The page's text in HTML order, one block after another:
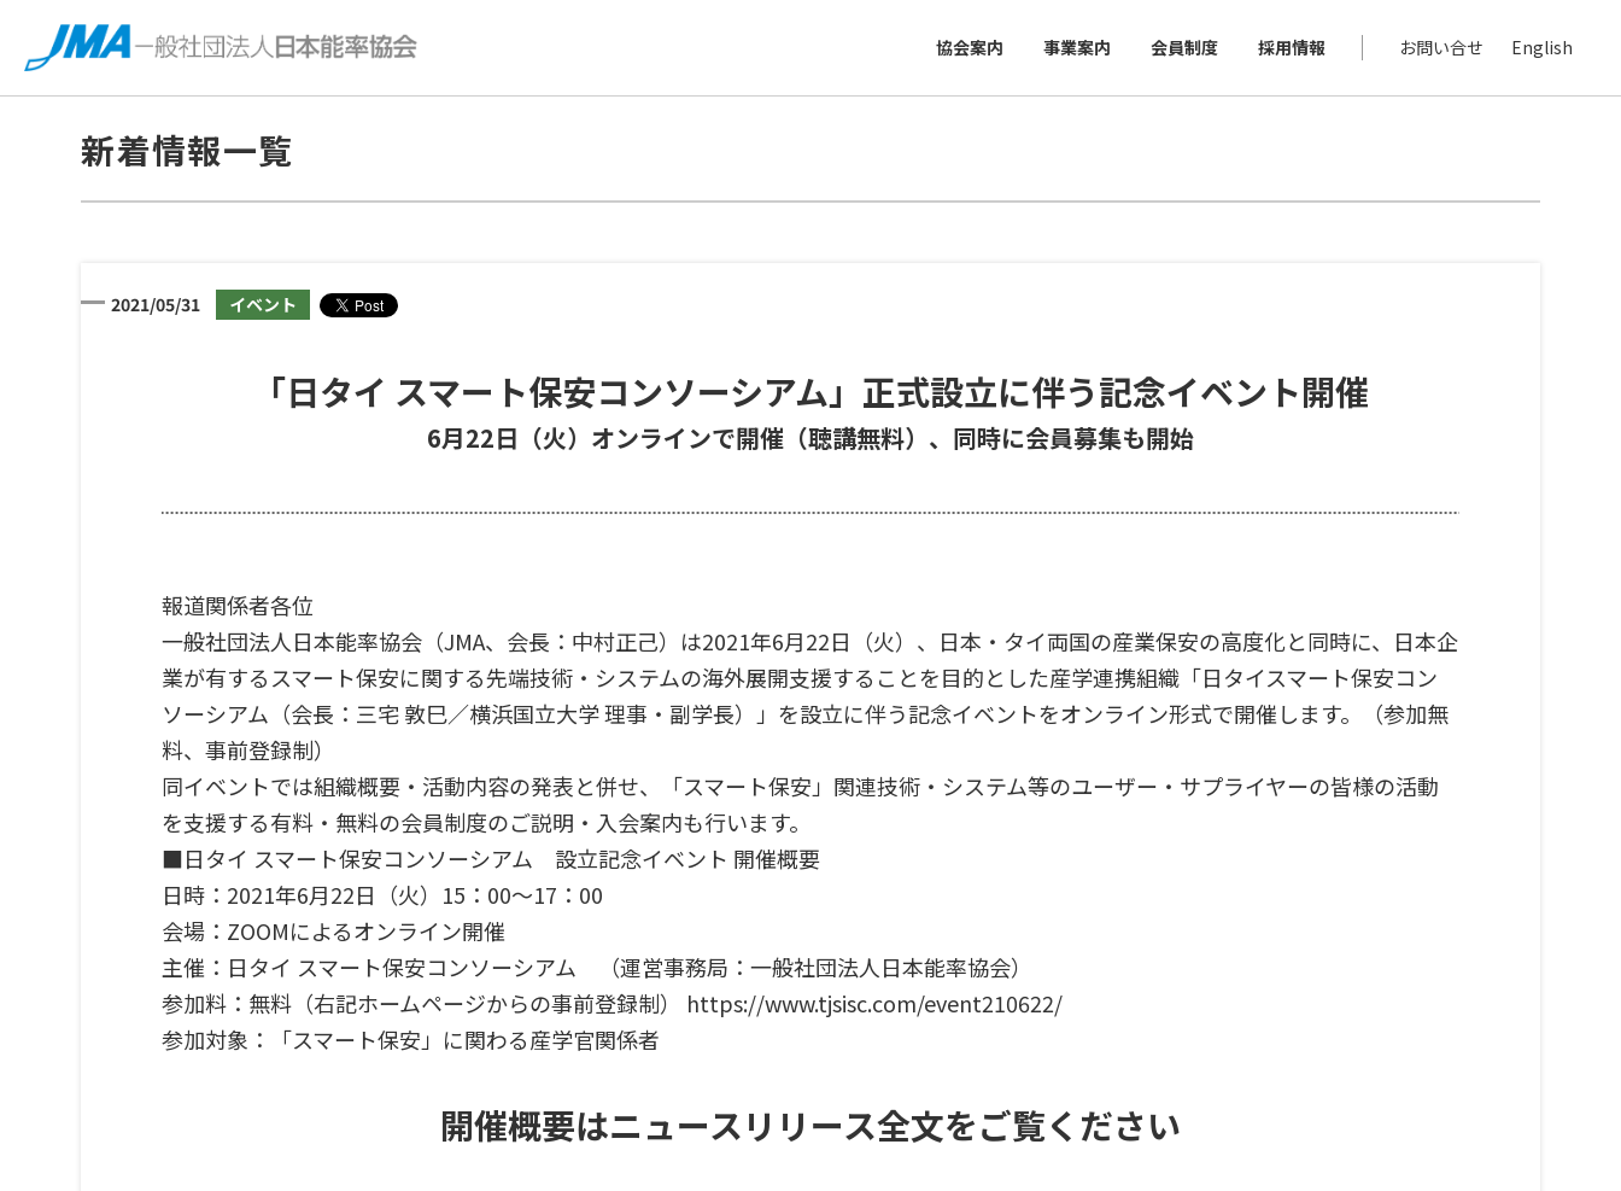
協会案内 事業案内 会員制度 採用情報 お問い合せ English
新着情報一覧
「日タイ スマート保安コンソーシアム」正式設立に伴う記念イベント開催
6月22日（火）オンラインで開催（聴講無料）、同時に会員募集も開始
2021/05/31 イベント
報道関係者各位
一般社団法人日本能率協会（JMA、会長：中村正己）は2021年6月22日（火）、日本・タイ両国の産業保安の高度化と同時に、日本企
業が有するスマート保安に関する先端技術・システムの海外展開支援することを目的とした産学連携組織「日タイスマート保安コン
ソーシアム（会長：三宅 敦巳／横浜国立大学 理事・副学長）」を設立に伴う記念イベントをオンライン形式で開催します。（参加無
料、事前登録制）
同イベントでは組織概要・活動内容の発表と併せ、「スマート保安」関連技術・システム等のユーザー・サプライヤーの皆様の活動
を支援する有料・無料の会員制度のご説明・入会案内も行います。
■日タイ スマート保安コンソーシアム 設立記念イベント 開催概要
日時：2021年6月22日（火）15：00～17：00
会場：ZOOMによるオンライン開催
主催：日タイ スマート保安コンソーシアム （運営事務局：一般社団法人日本能率協会）
参加料：無料（右記ホームページからの事前登録制） https://www.tjsisc.com/event210622/
参加対象：「スマート保安」に関わる産学官関係者
開催概要はニュースリリース全文をご覧ください